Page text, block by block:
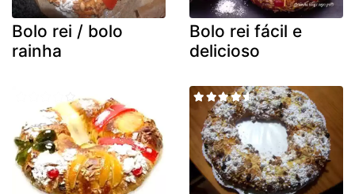
Bolo rei / bolo
rainha
Bolo rei fácil e
delicioso